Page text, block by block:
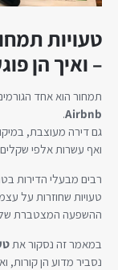
טעויות
– ואיך הן
תמחור הוא אחד
Airbnb
.
גם דירה מעוצבת,
ואף עשרות אלפי
רבים מבעלי הדירות
טעויות שחוזרות על
ההשפעה המצטברת
במאמר זה נסקור את
נסביר מדוע הן קורות,